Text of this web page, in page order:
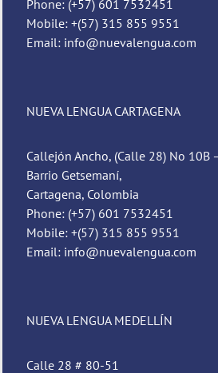
Phone: (+57) 601 7532451
Mobile: +(57) 315 855 9551
Email: info@nuevalengua.com
NUEVA LENGUA CARTAGENA
Callejón Ancho, (Calle 28) No 10B
Barrio Getsemaní,
Cartagena, Colombia
Phone: (+57) 601 7532451
Mobile: +(57) 315 855 9551
Email: info@nuevalengua.com
NUEVA LENGUA MEDELLÍN
Calle 28 # 80-51